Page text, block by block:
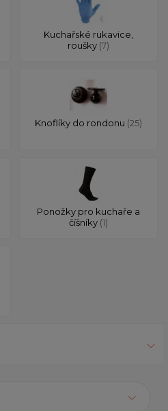
Kuchařské rukavice,
roušky (7)
Knoflíky do rondonu (25)
Ponožky pro kuchaře a
číšníky (1)